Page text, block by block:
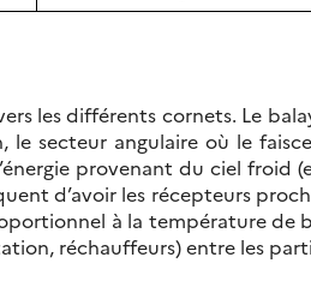
les différents cornets. Le
secteur angulaire où le
provenant du ciel froid
d’avoir les récepteurs
à la température
réchauffeurs) entre les